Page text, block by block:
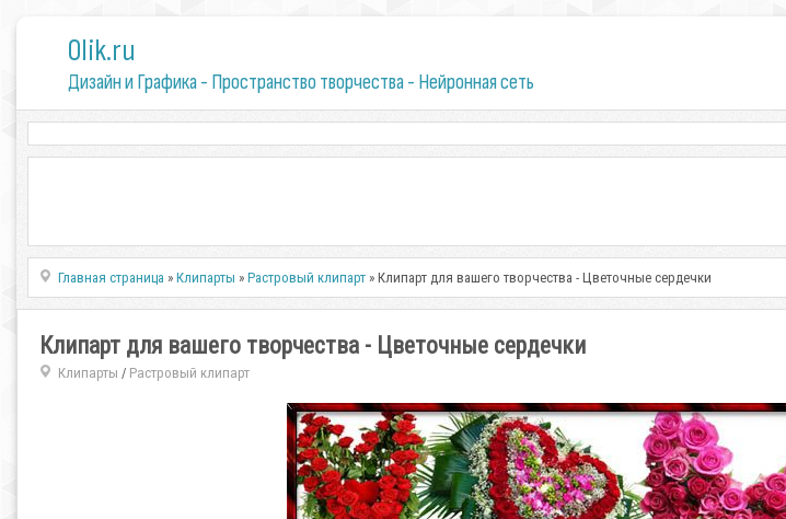
0lik.ru
Дизайн и Графика - Пространство творчества - Нейронная сеть
Главная страница »Клипарты »Растровый клипарт » Клипарт для вашего творчества - Цветочные сердечки
Клипарт для вашего творчества - Цветочные сердечки
Клипарты / Растровый клипарт